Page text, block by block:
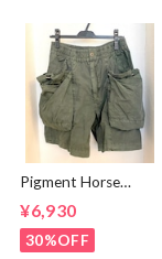
Pigment Horse
Shorts Olive
¥6,930
30%OFF